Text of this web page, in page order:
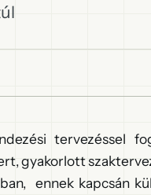
tervezéssel
gyakorlott
ennek kapcsán